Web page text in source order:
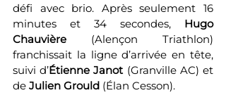
défi avec brio. Après seulement 16
minutes et 34 secondes, Hugo
Chauvière (Alençon Triathlon)
franchissait la ligne d’arrivée en tête,
suivi d’Étienne Janot (Granville AC) et
de Julien Grould (Élan Cesson).